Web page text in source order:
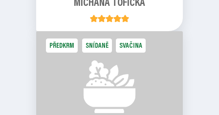
MÍCHANÁ TOFÍČKA
PŘEDKRM SNÍDANĚ SVAČINA